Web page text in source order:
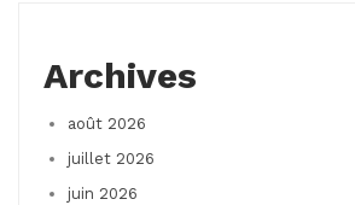
Archives
août 2026
juillet 2026
juin 2026